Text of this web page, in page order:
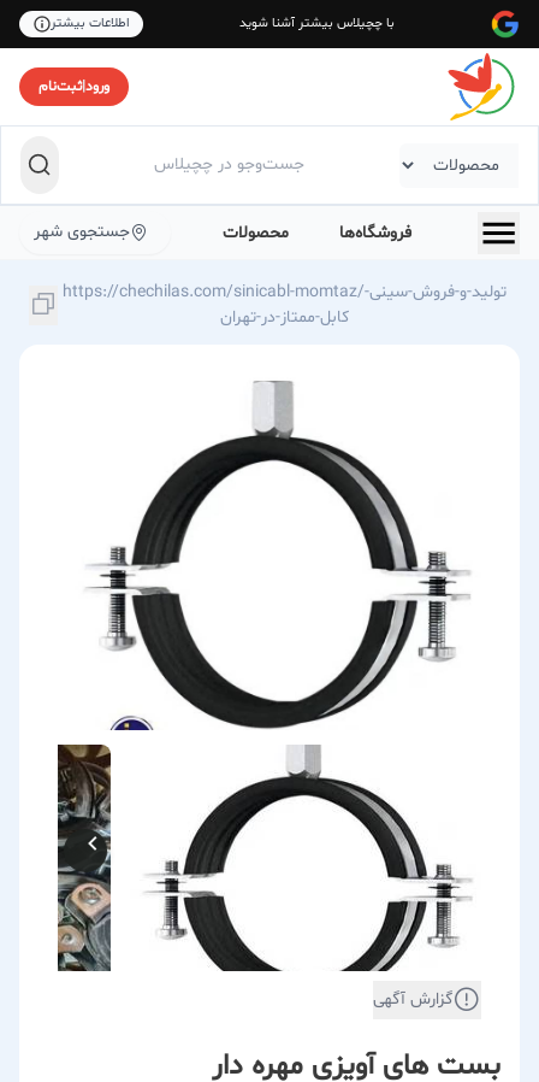
با چچیلاس بیشتر آشنا شوید اطلاعات بیشتر
ورود|ثبت‌نام
فروشگاه‌ها محصولات جستجوی شهر
https://chechilas.com/sinicabl-momtaz/تولید-و-فروش-سینی-
کابل-ممتاز-در-تهران
گزارش آگهی
بست های آویزی مهره دار